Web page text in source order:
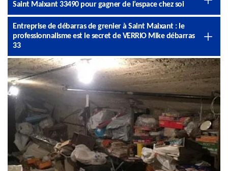
Saint Maixant 33490 pour gagner de l’espace chez soi
Entreprise de débarras de grenier à Saint Maixant : le
professionnalisme est le secret de VERRIO Mike débarras
33